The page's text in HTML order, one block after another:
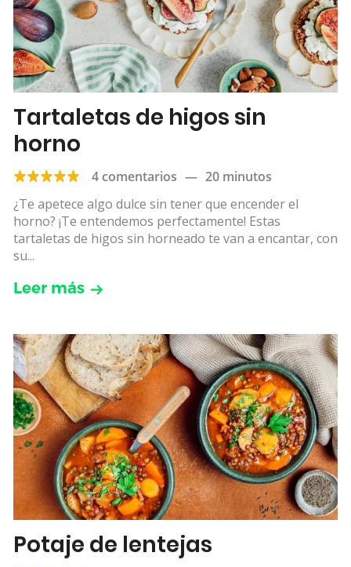
Tartaletas de higos sin
horno
4 comentarios — 20 minutos
¿Te apetece algo dulce sin tener que encender el
horno? ¡Te entendemos perfectamente! Estas
tartaletas de higos sin horneado te van a encantar, con
su...
Leer más
Potaje de lentejas